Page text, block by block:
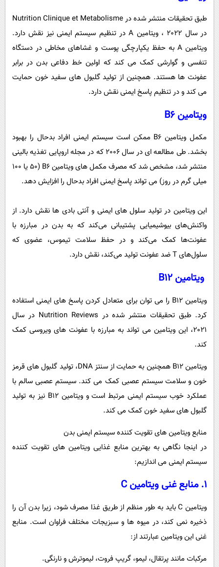
طبق تحقیقات منتشر شده در Nutrition Clinique et Metabolisme
در سال 2022 ، ویتامین A در تنظیم سیستم ایمنی نیز نقش دارد.
ویتامین A به حفظ یکپارچگی پوست و غشاهای مخاطی در دستگاه
تنفسی و گوارشی کمک می کند که اولین خط دفاعی بدن در برابر
عفونت ها هستند. همچنین از تولید گلبول های سفید خون حمایت
می کند و در تنظیم پاسخ ایمنی نقش دارد.
ویتامین B6
مکمل ویتامین B6 ممکن است سیستم ایمنی افراد بدحال را بهبود
بخشد. طی مطالعه ای در سال 2006 که در مجله اروپایی تغذیه بالینی
منتشر شد، مشخص شد که مصرف مکمل های ویتامین B6 (50 یا 100
میلی گرم در روز) می تواند پاسخ ایمنی افراد بدحال را افزایش دهد.
این ویتامین در تولید سلول های ایمنی و آنتی بادی ها نقش دارد. از
واکنش‌های بیوشیمیایی پشتیبانی می‌کند که به بدن در مبارزه با
عفونت‌ها کمک می‌کند و در حفظ سلامت تیموس، عضوی که
سلول‌های T ضد عفونت تولید می‌کند، نقش دارد.
ویتامین B12
ویتامین B12 را می توان برای متعادل کردن پاسخ های ایمنی استفاده
کرد. طبق تحقیقات منتشر شده در Nutrition Reviews در سال
2021، این ویتامین می تواند به مبارزه با عفونت های ویروسی کمک
کند.
ویتامین B12 همچنین به حمایت از سنتز DNA، تولید گلبول های قرمز
خون و سلامت سیستم عصبی کمک می کند. سیستم عصبی سالم با
عملکرد خوب سیستم ایمنی مرتبط است و ویتامین B12 نیز به تولید
گلبول های سفید خون کمک می کند.
منابع ویتامین های تقویت کننده سیستم ایمنی بدن
در اینجا نگاهی به بهترین منابع غذایی ویتامین های تقویت کننده
سیستم ایمنی می اندازیم:
1. منابع غنی ویتامین C
ویتامین C باید به طور منظم از طریق غذا مصرف شود، زیرا بدن آن را
ذخیره نمی کند، در میوه ها و سبزیجات مختلف فراوان است. منابع
غنی این ویتامین عبارتند از:
مرکبات مانند پرتقال، لیمو، گریپ فروت، لیموترش و نارنگی.